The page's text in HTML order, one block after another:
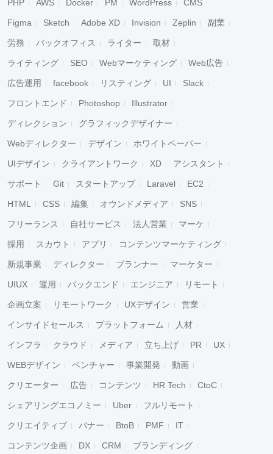
PHP AWS Docker PM WordPress CMS
Figma Sketch Adobe XD Invision Zeplin 副業
労務 バックオフィス ライター 取材
ライティング SEO Webマーケティング Web広告
広告運用 facebook リスティング UI Slack
フロントエンド Photoshop Illustrator
ディレクション グラフィックデザイナー
Webディレクター デザイン ホワイトペーパー
UIデザイン クライアントワーク XD アシスタント
サポート Git スタートアップ Laravel EC2
HTML CSS 編集 オウンドメディア SNS
フリーランス 自社サービス 法人営業 マーケ
採用 スカウト アプリ コンテンツマーケティング
新規事業 ディレクター プランナー マーケター
UIUX 運用 バックエンド エンジニア リモート
企画立案 リモートワーク UXデザイン 営業
インサイドセールス プラットフォーム 人材
インフラ クラウド メディア 立ち上げ PR UX
WEBデザイン ベンチャー 事業開発 動画
クリエーター 広告 コンテンツ HR Tech CtoC
シェアリングエコノミー Uber フルリモート
クリエイティブ バナー BtoB PMF IT
コンテンツ企画 DX CRM ブランディング